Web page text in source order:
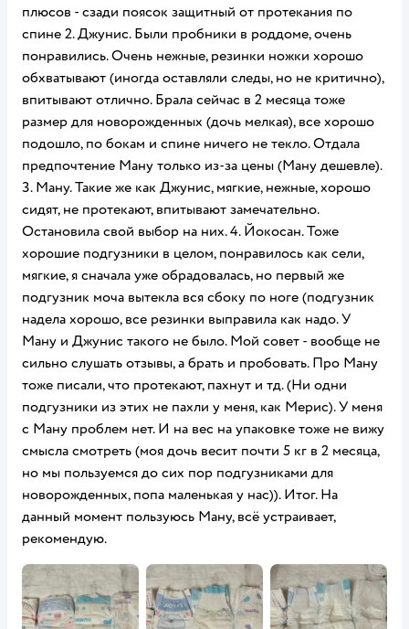
плюсов - сзади поясок защитный от протекания по
спине 2. Джунис. Были пробники в роддоме, очень
понравились. Очень нежные, резинки ножки хорошо
обхватывают (иногда оставляли следы, но не критично),
впитывают отлично. Брала сейчас в 2 месяца тоже
размер для новорожденных (дочь мелкая), все хорошо
подошло, по бокам и спине ничего не текло. Отдала
предпочтение Ману только из-за цены (Ману дешевле).
3. Ману. Такие же как Джунис, мягкие, нежные, хорошо
сидят, не протекают, впитывают замечательно.
Остановила свой выбор на них. 4. Йокосан. Тоже
хорошие подгузники в целом, понравилось как сели,
мягкие, я сначала уже обрадовалась, но первый же
подгузник моча вытекла вся сбоку по ноге (подгузник
надела хорошо, все резинки выправила как надо. У
Ману и Джунис такого не было. Мой совет - вообще не
сильно слушать отзывы, а брать и пробовать. Про Ману
тоже писали, что протекают, пахнут и тд. (Ни одни
подгузники из этих не пахли у меня, как Мерис). У меня
с Ману проблем нет. И на вес на упаковке тоже не вижу
смысла смотреть (моя дочь весит почти 5 кг в 2 месяца,
но мы пользуемся до сих пор подгузниками для
новорожденных, попа маленькая у нас)). Итог. На
данный момент пользуюсь Ману, всё устраивает,
рекомендую.